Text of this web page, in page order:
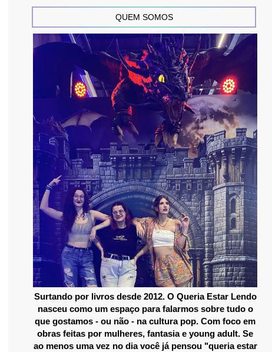
QUEM SOMOS
Surtando por livros desde 2012. O Queria Estar Lendo
nasceu como um espaço para falarmos sobre tudo o
que gostamos - ou não - na cultura pop. Com foco em
obras feitas por mulheres, fantasia e young adult. Se
ao menos uma vez no dia você já pensou "queria estar